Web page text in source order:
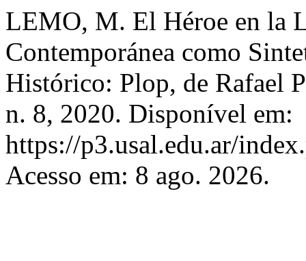
LEMO, M. El Héroe en la
Contemporánea como
Histórico: Plop, de Rafael
n. 8, 2020. Disponível em:
https://p3.usal.edu.ar/
Acesso em: 8 ago. 2026.